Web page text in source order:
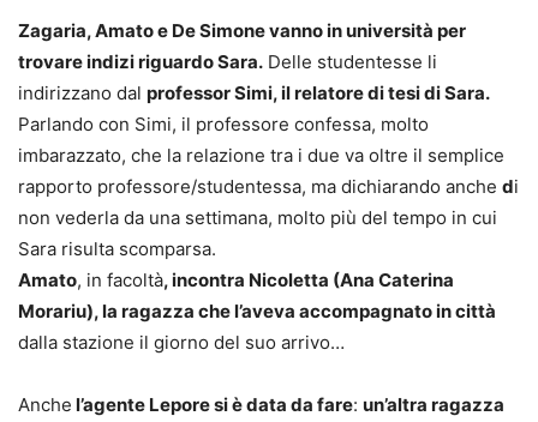
Zagaria, Amato e De Simone vanno in università per
trovare indizi riguardo Sara. Delle studentesse li
indirizzano dal professor Simi, il relatore di tesi di Sara.
Parlando con Simi, il professore confessa, molto
imbarazzato, che la relazione tra i due va oltre il semplice
rapporto professore/studentessa, ma dichiarando anche di
non vederla da una settimana, molto più del tempo in cui
Sara risulta scomparsa.
Amato, in facoltà, incontra Nicoletta (Ana Caterina
Morariu), la ragazza che l’aveva accompagnato in città
dalla stazione il giorno del suo arrivo…
Anche l’agente Lepore si è data da fare: un’altra ragazza